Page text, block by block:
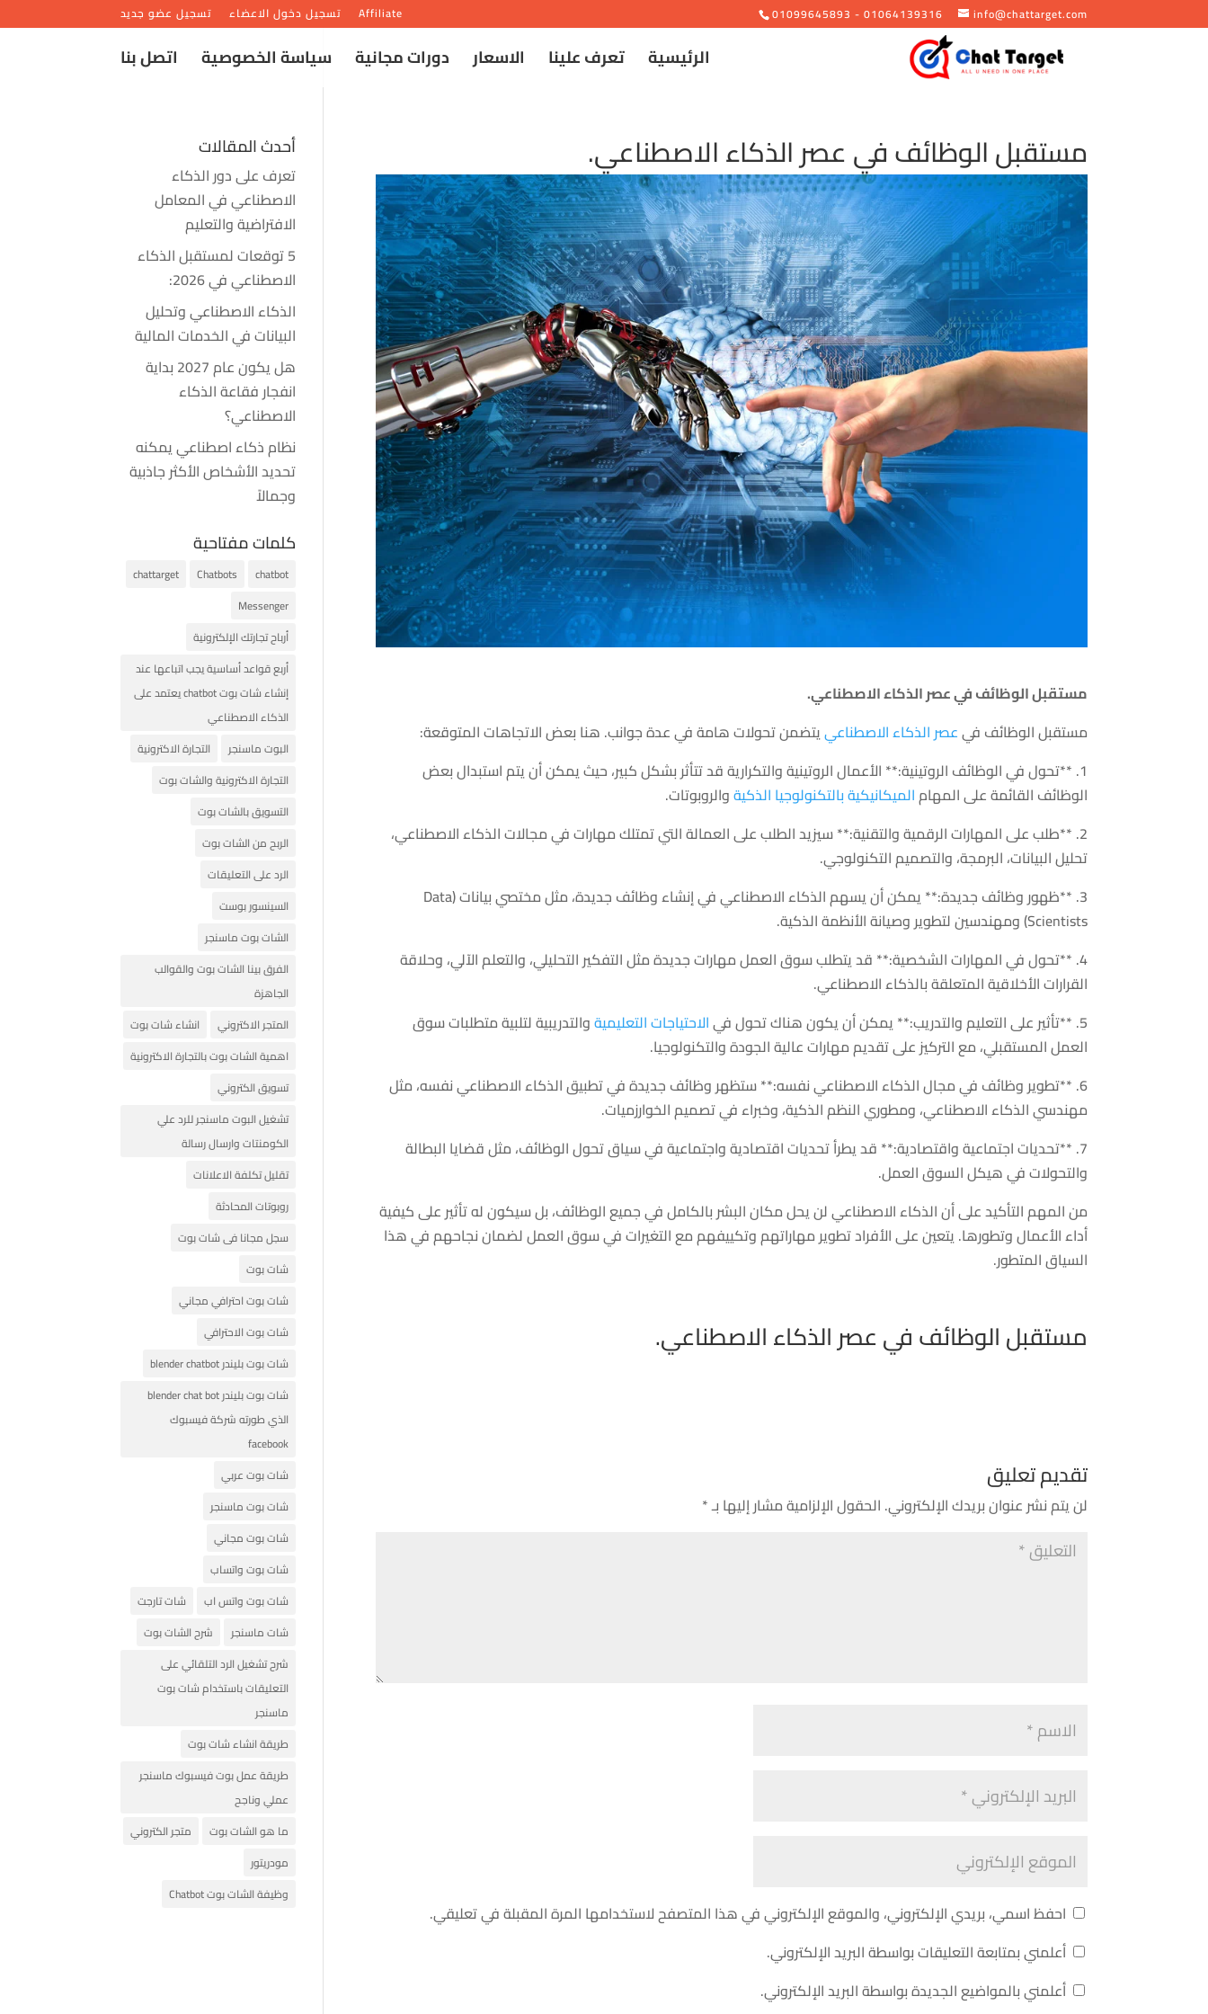
01099645893 - 01064139316 info@chattarget.com
Affiliate تسجيل دخول الاعضاء تسجيل عضو جديد
الرئيسية تعرف علينا الاسعار دورات مجانية سياسة الخصوصية اتصل بنا
مستقبل الوظائف في عصر الذكاء الاصطناعي.
مستقبل الوظائف في عصر الذكاء الاصطناعي.
مستقبل الوظائف فيعصر الذكاء الاصطناعييتضمن تحولات هامة في عدة جوانب. هنا بعض الاتجاهات المتوقعة:
1. **تحول في الوظائف الروتينية:** الأعمال الروتينية والتكرارية قد تتأثر بشكل كبير، حيث يمكن أن يتم استبدال بعض
الوظائف القائمة على المهامالميكانيكية بالتكنولوجيا الذكيةوالروبوتات.
2. **طلب على المهارات الرقمية والتقنية:** سيزيد الطلب على العمالة التي تمتلك مهارات في مجالات الذكاء الاصطناعي،
تحليل البيانات، البرمجة، والتصميم التكنولوجي.
3. **ظهور وظائف جديدة:** يمكن أن يسهم الذكاء الاصطناعي في إنشاء وظائف جديدة، مثل مختصي بيانات (Data
Scientists) ومهندسين لتطوير وصيانة الأنظمة الذكية.
4. **تحول في المهارات الشخصية:** قد يتطلب سوق العمل مهارات جديدة مثل التفكير التحليلي، والتعلم الآلي، وحلاقة
القرارات الأخلاقية المتعلقة بالذكاء الاصطناعي.
5. **تأثير على التعليم والتدريب:** يمكن أن يكون هناك تحول في
الاحتياجات التعليميةوالتدريبية لتلبية متطلبات سوق
العمل المستقبلي، مع التركيز على تقديم مهارات عالية الجودة والتكنولوجيا.
6. **تطوير وظائف في مجال الذكاء الاصطناعي نفسه:** ستظهر وظائف جديدة في تطبيق الذكاء الاصطناعي نفسه، مثل
مهندسي الذكاء الاصطناعي، ومطوري النظم الذكية، وخبراء في تصميم الخوارزميات.
7. **تحديات اجتماعية واقتصادية:** قد يطرأ تحديات اقتصادية واجتماعية في سياق تحول الوظائف، مثل قضايا البطالة
والتحولات في هيكل السوق العمل.
من المهم التأكيد على أن الذكاء الاصطناعي لن يحل مكان البشر بالكامل في جميع الوظائف، بل سيكون له تأثير على كيفية
أداء الأعمال وتطورها. يتعين على الأفراد تطوير مهاراتهم وتكييفهم مع التغيرات في سوق العمل لضمان نجاحهم في هذا
السياق المتطور.
مستقبل الوظائف في عصر الذكاء الاصطناعي.
تقديم تعليق
لن يتم نشر عنوان بريدك الإلكتروني. الحقول الإلزامية مشار إليها بـ*
احفظ اسمي، بريدي الإلكتروني، والموقع الإلكتروني في هذا المتصفح لاستخدامها المرة المقبلة في تعليقي.
أعلمني بمتابعة التعليقات بواسطة البريد الإلكتروني.
أعلمني بالمواضيع الجديدة بواسطة البريد الإلكتروني.
أحدث المقالات
تعرف على دور الذكاء
الاصطناعي في المعامل
الافتراضية والتعليم
5 توقعات لمستقبل الذكاء
الاصطناعي في 2026:
الذكاء الاصطناعي وتحليل
البيانات في الخدمات المالية
هل يكون عام 2027 بداية
انفجار فقاعة الذكاء
الاصطناعي؟
نظام ذكاء اصطناعي يمكنه
تحديد الأشخاص الأكثر جاذبية
وجمالاً
كلمات مفتاحية
chatbot
Chatbots
chattarget
Messenger
أرباح تجارتك الإلكترونية
أربع قواعد أساسية يجب اتباعها عند
إنشاء شات بوت chatbot يعتمد على
الذكاء الاصطناعي
البوت ماسنجر
التجارة الاكترونية
التجارة الاكترونية والشات بوت
التسويق بالشات بوت
الربح من الشات بوت
الرد على التعليقات
السينسور بوست
الشات بوت ماسنجر
الفرق بينا الشات بوت والقوالب
الجاهزة
المتجر الاكتروني
انشاء شات بوت
اهمية الشات بوت بالتجارة الاكترونية
تسويق الكتروني
تشغيل البوت ماسنجر للرد علي
الكومنتات وارسال رسالة
تقليل تكلفة الاعلانات
روبوتات المحادثة
سجل مجانا فى شات بوت
شات بوت
شات بوت احترافي مجاني
شات بوت الاحترافي
شات بوت بليندر blender chatbot
شات بوت بليندر blender chat bot
الذي طورته شركة فيسبوك
facebook
شات بوت عربي
شات بوت ماسنجر
شات بوت مجاني
شات بوت واتساب
شات بوت واتس اب
شات تارجت
شات ماسنجر
شرح الشات بوت
شرح تشغيل الرد التلقائي على
التعليقات باستخدام شات بوت
ماسنجر
طريقة انشاء شات بوت
طريقة عمل بوت فيسبوك ماسنجر
عملي وناجح
ما هو الشات بوت
متجر الكتروني
مودريتور
وظيفة الشات بوت Chatbot